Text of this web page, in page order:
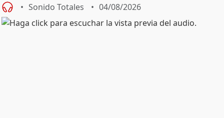
Sonido Totales 04/08/2026